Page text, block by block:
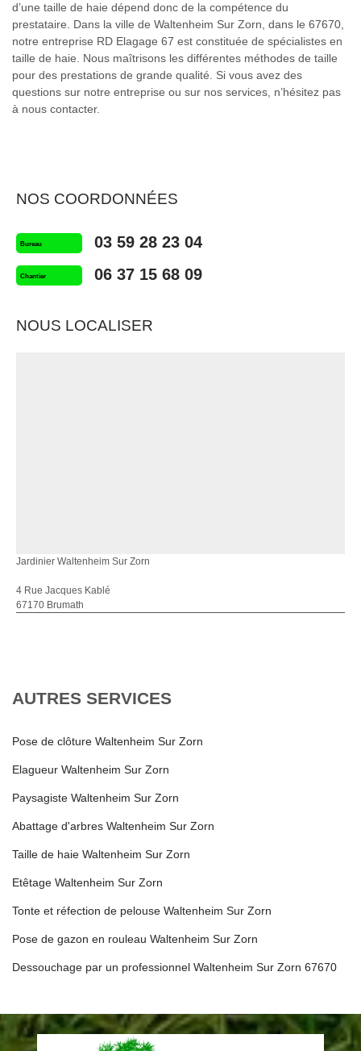
d’une taille de haie dépend donc de la compétence du
prestataire. Dans la ville de Waltenheim Sur Zorn, dans le 67670,
notre entreprise RD Elagage 67 est constituée de spécialistes en
taille de haie. Nous maîtrisons les différentes méthodes de taille
pour des prestations de grande qualité. Si vous avez des
questions sur notre entreprise ou sur nos services, n’hésitez pas
à nous contacter.
NOS COORDONNÉES
Bureau 03 59 28 23 04
Chantier 06 37 15 68 09
NOUS LOCALISER
Jardinier Waltenheim Sur Zorn
4 Rue Jacques Kablé
67170 Brumath
AUTRES SERVICES
Pose de clôture Waltenheim Sur Zorn
Elagueur Waltenheim Sur Zorn
Paysagiste Waltenheim Sur Zorn
Abattage d'arbres Waltenheim Sur Zorn
Taille de haie Waltenheim Sur Zorn
Etêtage Waltenheim Sur Zorn
Tonte et réfection de pelouse Waltenheim Sur Zorn
Pose de gazon en rouleau Waltenheim Sur Zorn
Dessouchage par un professionnel Waltenheim Sur Zorn 67670